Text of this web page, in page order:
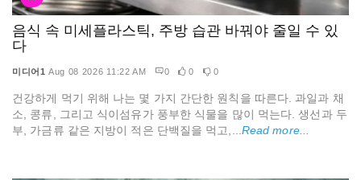
음식 속 미세플라스틱, 주방 습관 바꿔야 줄일 수 있
다
미디어1 Aug 08 2026 11:22 AM 0 0 0
건강하게 먹기 위해 나는 몇 가지 간단한 원칙을 따른다. 과일과 채
소, 콩류, 그리고 식이섬유가 풍부한 식물을 많이 먹는다. 생선과 두
부, 가금류 같은 지방이 적은 단백질을 먹고,... Read more...